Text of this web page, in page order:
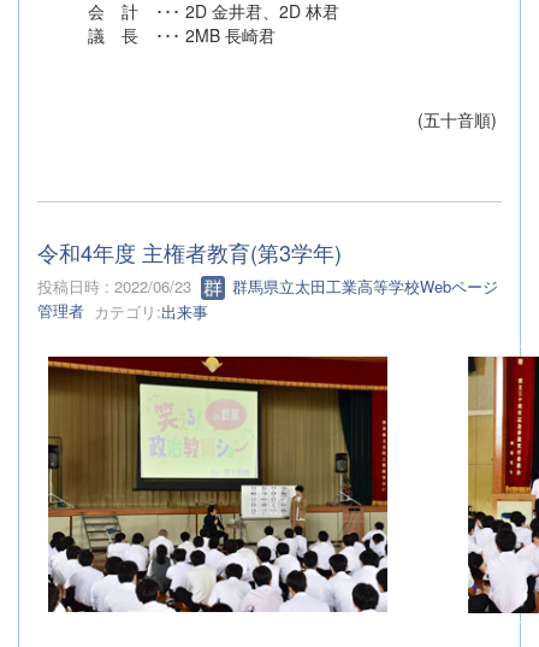
会 計 ･･･ 2D 金井君、2D 林君
議 長 ･･･ 2MB 長崎君
(五十音順)
令和4年度 主権者教育(第3学年)
投稿日時 : 2022/06/23
群馬県立太田工業高等学校Webページ
管理者 カテゴリ:出来事